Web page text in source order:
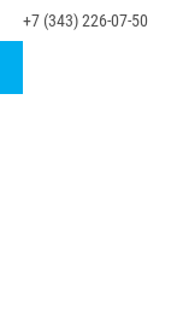
+7 (343) 226-07-50